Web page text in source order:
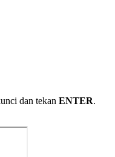
dan tekan ENTER.